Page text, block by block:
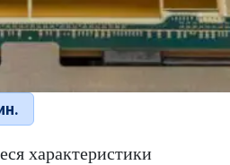
характеристики